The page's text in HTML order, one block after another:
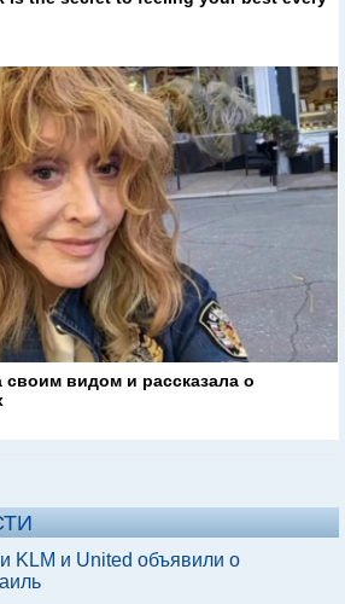
своим видом и рассказала о
KLM и United объявили о